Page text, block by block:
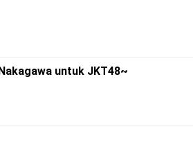
untuk JKT48~